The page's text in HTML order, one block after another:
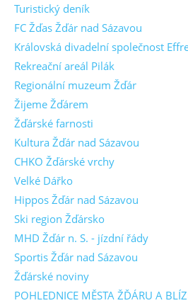
Turistický deník
FC Žďas Žďár nad Sázavou
Královská divadelní společnost
Rekreační areál Pilák
Regionální muzeum Žďár
Žijeme Žďárem
Žďárské farnosti
Kultura Žďár nad Sázavou
CHKO Žďárské vrchy
Velké Dářko
Hippos Žďár nad Sázavou
Ski region Žďársko
MHD Žďár n. S. - jízdní řády
Sportis Žďár nad Sázavou
Žďárské noviny
POHLEDNICE MĚSTA ŽĎÁRU A